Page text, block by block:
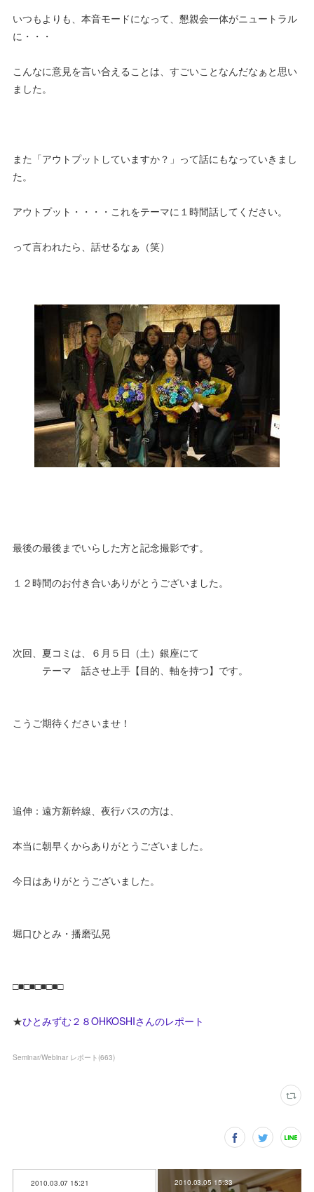
いつもよりも、本音モードになって、懇親会一体がニュートラル
に・・・
こんなに意見を言い合えることは、すごいことなんだなぁと思い
ました。
また「アウトプットしていますか？」って話にもなっていきまし
た。
アウトプット・・・・これをテーマに１時間話してください。
って言われたら、話せるなぁ（笑）
最後の最後までいらした方と記念撮影です。
１２時間のお付き合いありがとうございました。
次回、夏コミは、６月５日（土）銀座にて
テーマ 話させ上手【目的、軸を持つ】です。
こうご期待くださいませ！
追伸：遠方新幹線、夜行バスの方は、
本当に朝早くからありがとうございました。
今日はありがとうございました。
堀口ひとみ・播磨弘晃
□■□■□■□■□
★ひとみずむ２８OHKOSHIさんのレポート
Seminar/Webinar レポート (663)
2010.03.07 15:21 2010.03.05 15:33